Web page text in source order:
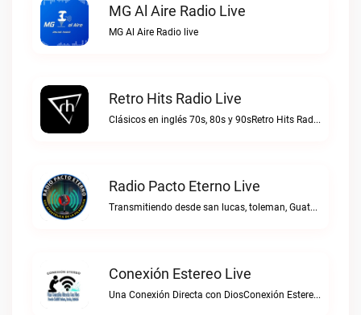
MG Al Aire Radio Live
MG Al Aire Radio live
Retro Hits Radio Live
Clásicos en inglés 70s, 80s y 90sRetro Hits Radio live
Radio Pacto Eterno Live
Transmitiendo desde san lucas, toleman, Guatemala. Centro america.Radio Pacto Eterno live
Conexión Estereo Live
Una Conexión Directa con DiosConexión Estereo live